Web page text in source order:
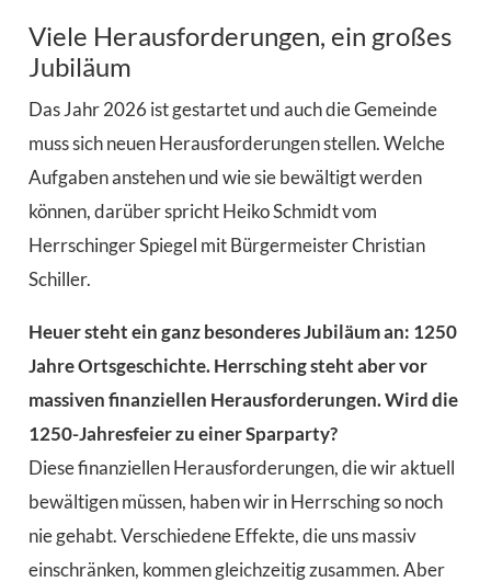
Viele Herausforderungen, ein großes
Jubiläum
Das Jahr 2026 ist gestartet und auch die Gemeinde
muss sich neuen Herausforderungen stellen. Welche
Aufgaben anstehen und wie sie bewältigt werden
können, darüber spricht Heiko Schmidt vom
Herrschinger Spiegel mit Bürgermeister Christian
Schiller.
Heuer steht ein ganz besonderes Jubiläum an: 1250
Jahre Ortsgeschichte. Herrsching steht aber vor
massiven finanziellen Herausforderungen. Wird die
1250-Jahresfeier zu einer Sparparty?
Diese finanziellen Herausforderungen, die wir aktuell
bewältigen müssen, haben wir in Herrsching so noch
nie gehabt. Verschiedene Effekte, die uns massiv
einschränken, kommen gleichzeitig zusammen. Aber